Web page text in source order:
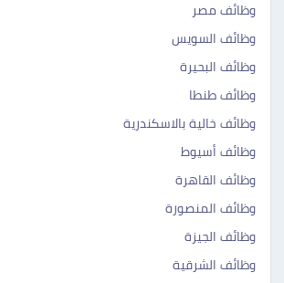
وظائف مصر
وظائف السويس
وظائف البحيرة
وظائف طنطا
وظائف خالية بالاسكندرية
وظائف أسيوط
وظائف القاهرة
وظائف المنصورة
وظائف الجيزة
وظائف الشرقية